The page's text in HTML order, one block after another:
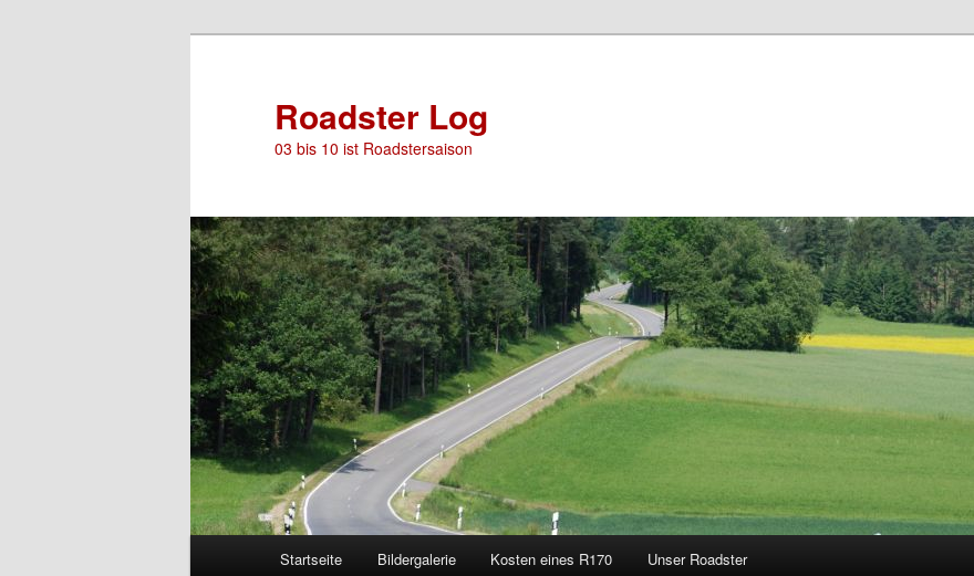
Roadster Log
03 bis 10 ist Roadstersaison
Zum
Zum
Startseite Bildergalerie Kosten eines R170 Unser Roadster